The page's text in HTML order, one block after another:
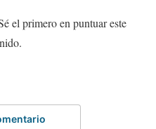
el primero en puntuar este